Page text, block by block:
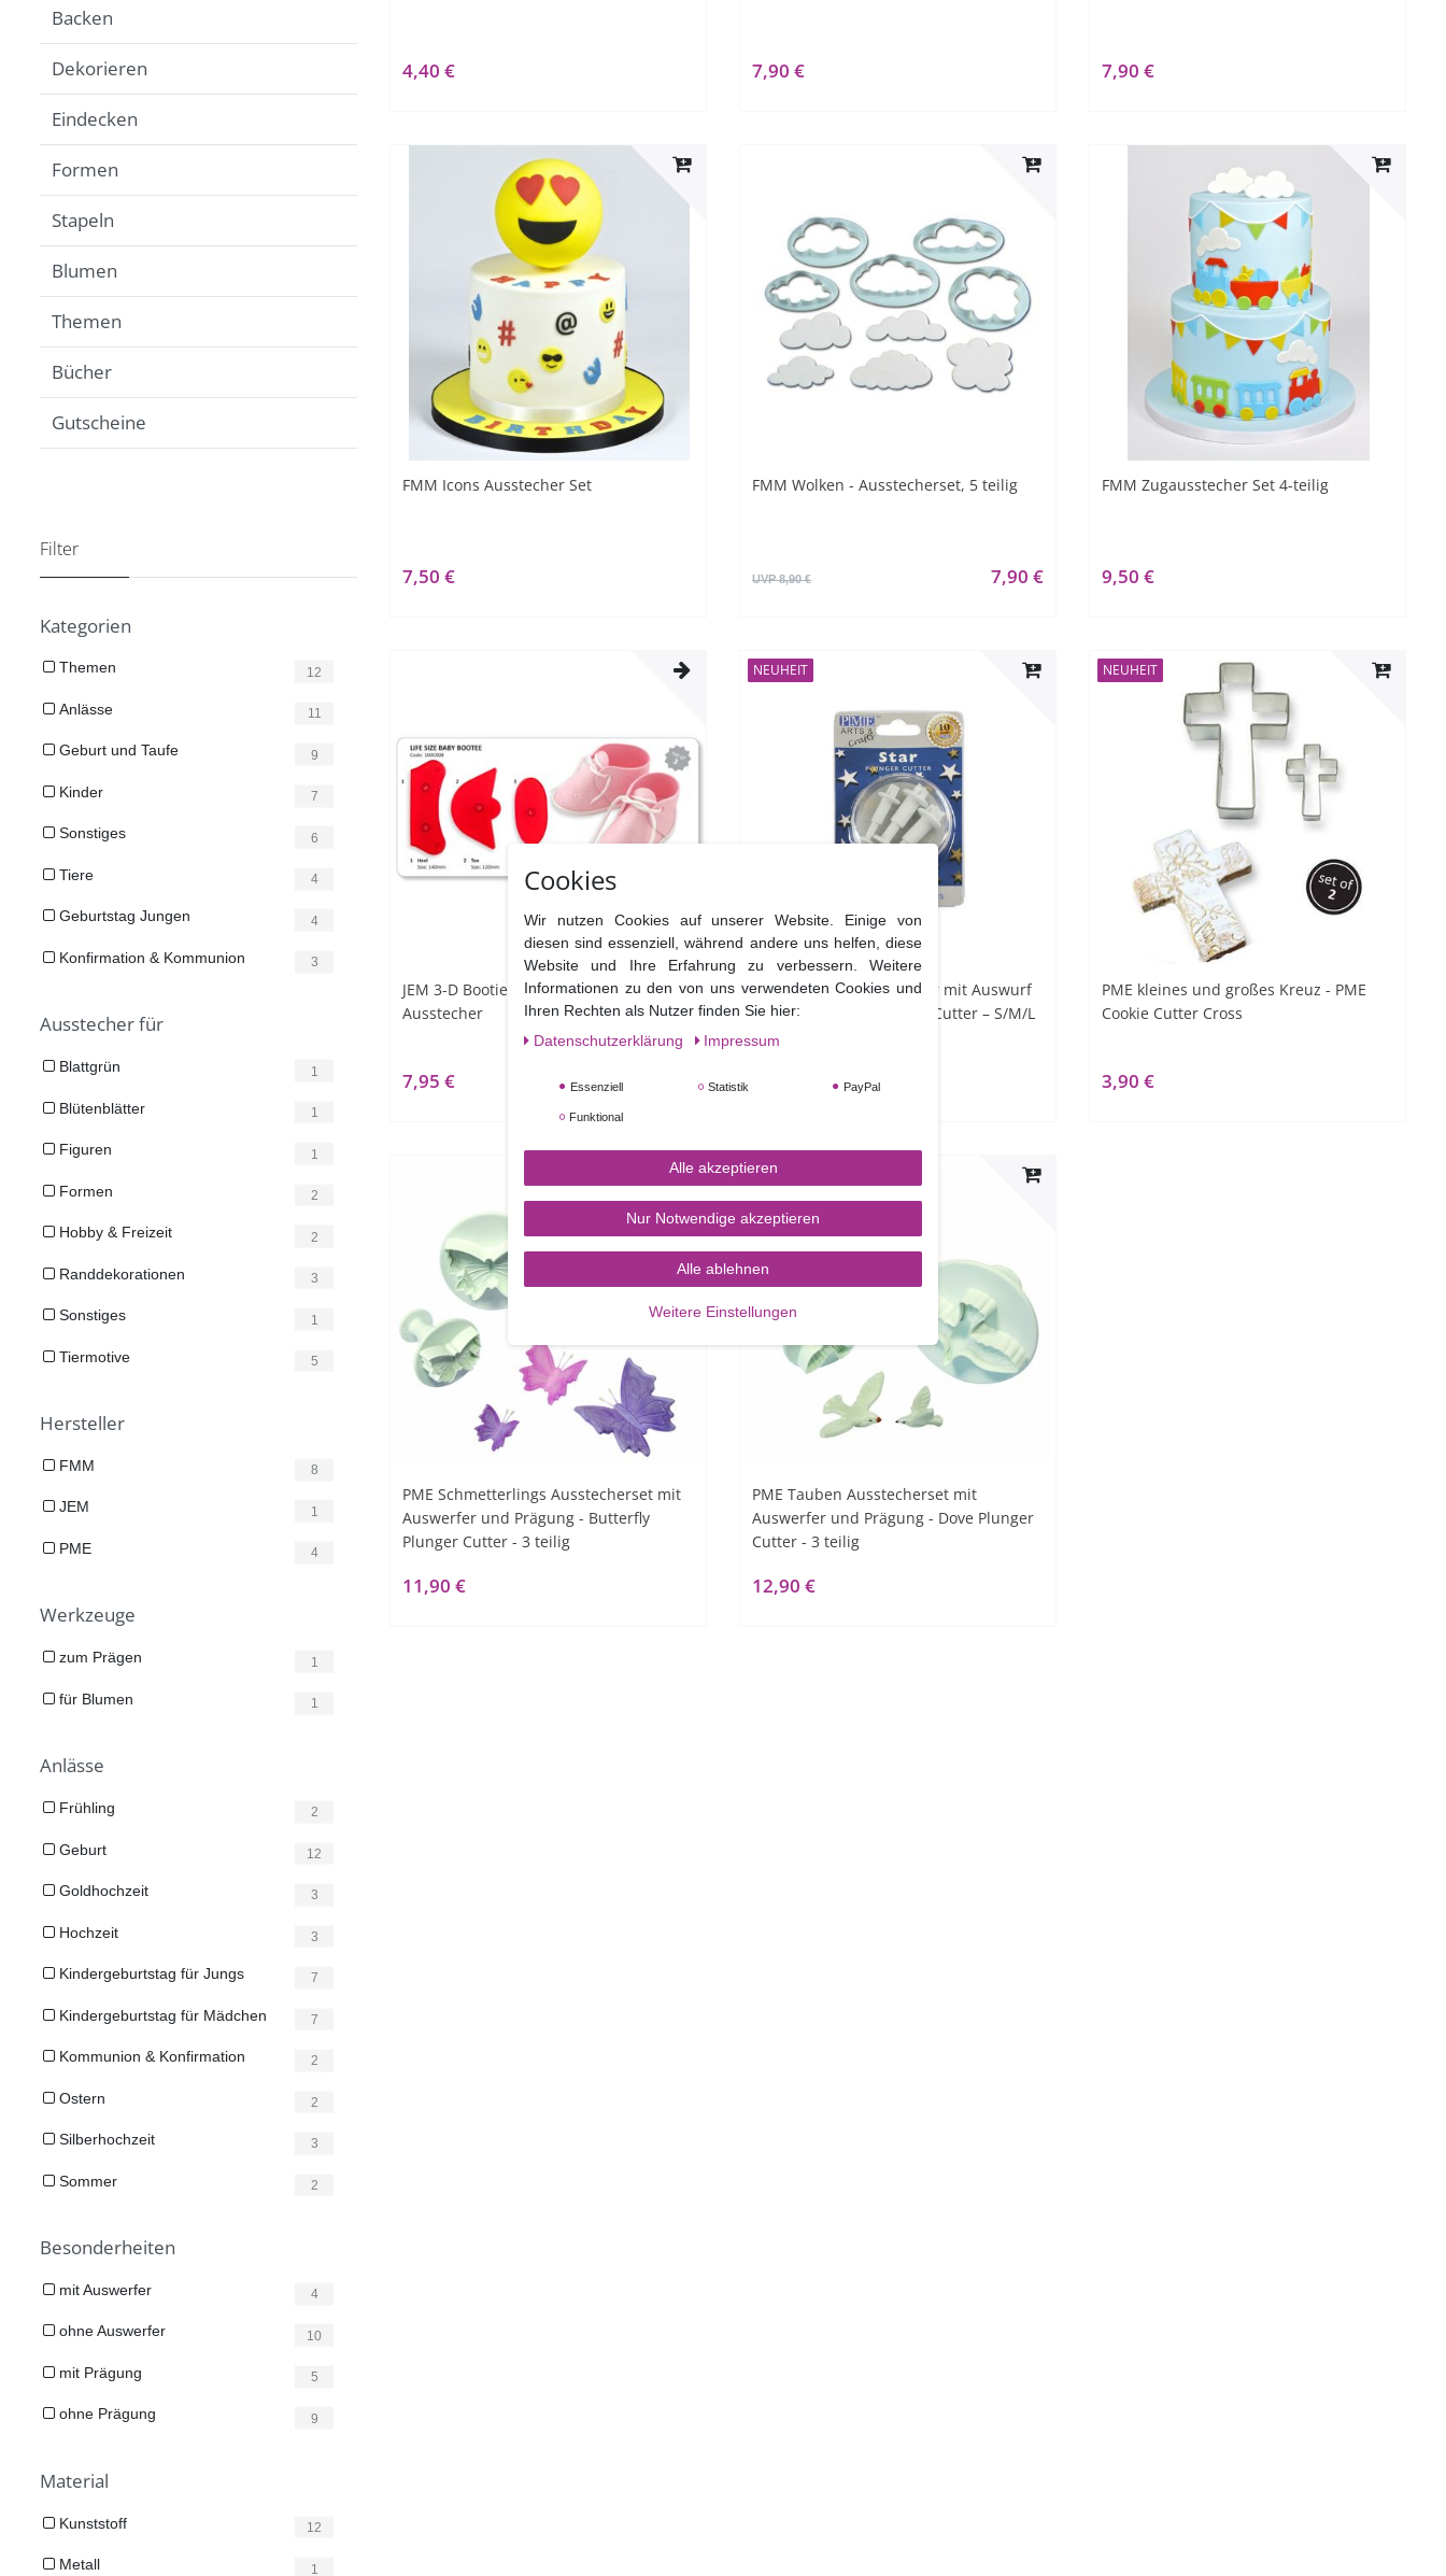
Backen
Dekorieren
Eindecken
Formen
Stapeln
Blumen
Themen
Bücher
Gutscheine
Filter
Kategorien
Themen 12
Anlässe 11
Geburt und Taufe 9
Kinder 7
Sonstiges 6
Tiere 4
Geburtstag Jungen 4
Konfirmation & Kommunion 3
Ausstecher für
Blattgrün 1
Blütenblätter 1
Figuren 1
Formen 2
Hobby & Freizeit 2
Randdekorationen 3
Sonstiges 1
Tiermotive 5
Hersteller
FMM 8
JEM 1
PME 4
Werkzeuge
zum Prägen 1
für Blumen 1
Anlässe
Frühling 2
Geburt 12
Goldhochzeit 3
Hochzeit 3
Kindergeburtstag für Jungs 7
Kindergeburtstag für Mädchen 7
Kommunion & Konfirmation 2
Ostern 2
Silberhochzeit 3
Sommer 2
Besonderheiten
mit Auswerfer 4
ohne Auswerfer 10
mit Prägung 5
ohne Prägung 9
Material
Kunststoff 12
Metall 1
4,40 € 7,90 € 7,90 €
FMM Icons Ausstecher Set
7,50 €
FMM Wolken - Ausstecherset, 5 teilig
UVP 8,90 € 7,90 €
FMM Zugausstecher Set 4-teilig
9,50 €
JEM 3-D Bootie Cutter - JEM Baby Schuh
Ausstecher
7,95 €
NEUHEIT
PME - Sternen Ausstecher mit Auswurf
3 teilig - Novelty Plunger Cutter – S/M/L
Star Set of 3
NEUHEIT
PME kleines und großes Kreuz - PME
Cookie Cutter Cross
3,90 €
PME Schmetterlings Ausstecherset mit
Auswerfer und Prägung - Butterfly
Plunger Cutter - 3 teilig
11,90 €
PME Tauben Ausstecherset mit
Auswerfer und Prägung - Dove Plunger
Cutter - 3 teilig
12,90 €
Cookies
Wir nutzen Cookies auf unserer Website. Einige von
diesen sind essenziell, während andere uns helfen, diese
Website und Ihre Erfahrung zu verbessern. Weitere
Informationen zu den von uns verwendeten Cookies und
Ihren Rechten als Nutzer finden Sie hier:
Daten­schutz­erklärung
Impressum
Essenziell Statistik PayPal
Funktional
Alle akzeptieren
Nur Notwendige akzeptieren
Alle ablehnen
Weitere Einstellungen